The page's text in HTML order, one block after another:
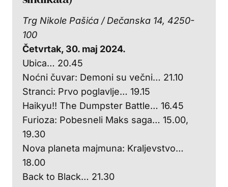
Trg Nikole Pašića / Dečanska 14, 4250-
100
Četvrtak, 30. maj 2024.
Ubica… 20.45
Noćni čuvar: Demoni su večni… 21.10
Stranci: Prvo poglavlje… 19.15
Haikyu!! The Dumpster Battle… 16.45
Furioza: Pobesneli Maks saga… 15.00,
19.30
Nova planeta majmuna: Kraljevstvo…
18.00
Back to Black… 21.30